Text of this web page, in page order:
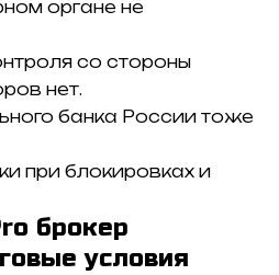
органе не
со стороны
нет.
банка России тоже
при блокировках и
брокер
условия